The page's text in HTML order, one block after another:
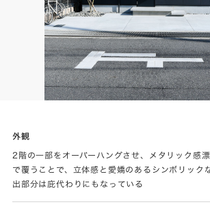
外観
2階の一部をオーバーハングさせ、メタリック感
で覆うことで、立体感と愛嬌のあるシンボリック
出部分は庇代わりにもなっている